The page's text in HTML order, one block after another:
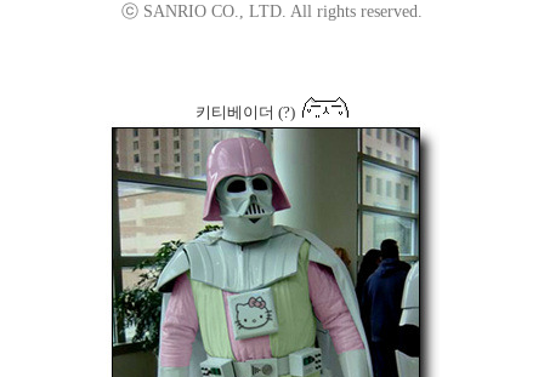
ⓒ SANRIO CO., LTD. All rights reserved.
키티베이더 (?)